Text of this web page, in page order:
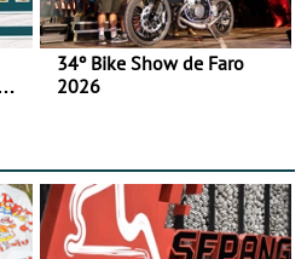
34º Bike Show de Faro
2026